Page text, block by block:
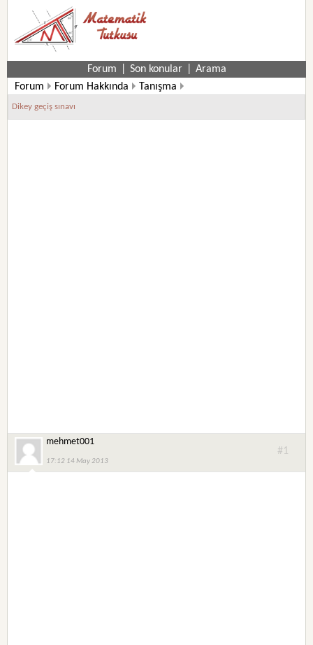
Forum Son konular
Arama
Forum
Forum Hakkında Tanışma
Dikey geçiş sınavı
mehmet001
17:12 14 May 2013
#1